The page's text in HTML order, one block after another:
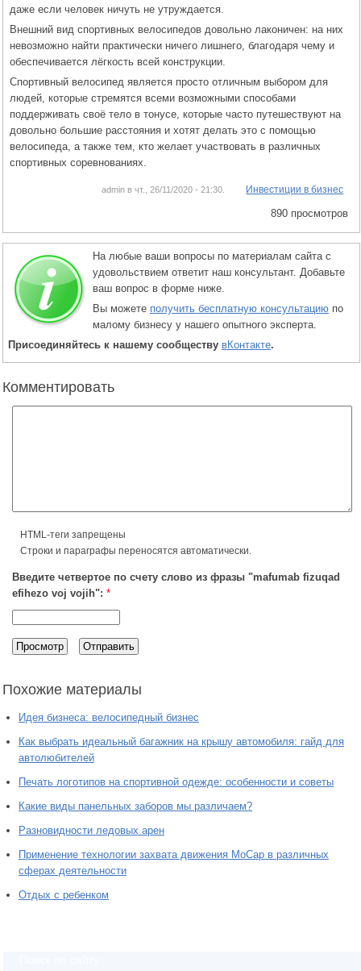
даже если человек ничуть не утруждается.
Внешний вид спортивных велосипедов довольно лаконичен: на них
невозможно найти практически ничего лишнего, благодаря чему и
обеспечивается лёгкость всей конструкции.
Спортивный велосипед является просто отличным выбором для
людей, которые стремятся всеми возможными способами
поддерживать своё тело в тонусе, которые часто путешествуют на
довольно большие расстояния и хотят делать это с помощью
велосипеда, а также тем, кто желает участвовать в различных
спортивных соревнованиях.
admin в чт., 26/11/2020 - 21:30. Инвестиции в бизнес
890 просмотров
На любые ваши вопросы по материалам сайта с
удовольствием ответит наш консультант. Добавьте
ваш вопрос в форме ниже.
Вы можете получить бесплатную консультацию по
малому бизнесу у нашего опытного эксперта.
Присоединяйтесь к нашему сообществу вКонтакте.
Комментировать
HTML-теги запрещены
Строки и параграфы переносятся автоматически.
Введите четвертое по счету слово из фразы "mafumab fizuqad
efihezo voj vojih": *
Похожие материалы
Идея бизнеса: велосипедный бизнес
Как выбрать идеальный багажник на крышу автомобиля: гайд для
автолюбителей
Печать логотипов на спортивной одежде: особенности и советы
Какие виды панельных заборов мы различаем?
Разновидности ледовых арен
Применение технологии захвата движения MoCap в различных
сферах деятельности
Отдых с ребенком